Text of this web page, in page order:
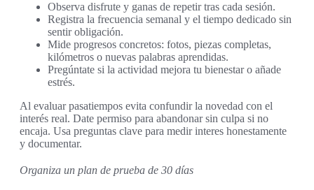
Observa disfrute y ganas de repetir tras cada sesión.
Registra la frecuencia semanal y el tiempo dedicado sin
sentir obligación.
Mide progresos concretos: fotos, piezas completas,
kilómetros o nuevas palabras aprendidas.
Pregúntate si la actividad mejora tu bienestar o añade
estrés.
Al evaluar pasatiempos evita confundir la novedad con el
interés real. Date permiso para abandonar sin culpa si no
encaja. Usa preguntas clave para medir interes honestamente
y documentar.
Organiza un plan de prueba de 30 días